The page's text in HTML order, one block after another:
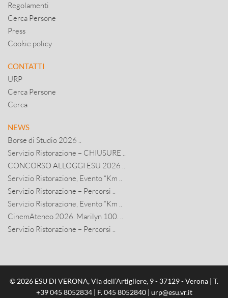
Regolamenti
Cerca Persone
Press
Cookie policy
CONTATTI
URP
Cerca Persone
Cerca
NEWS
Borse di Studio 2026 ..
Servizio Ristorazione – CHIUSURE ..
CONCORSO ALLOGGI ESU 2026 ..
Servizio Ristorazione, Evento “Km ..
Servizio Ristorazione – Percorsi ..
Servizio Ristorazione, Evento “Km ..
CinemAteneo 2026. Marilyn 100. ..
Servizio Ristorazione – Percorsi ..
© 2026 ESU DI VERONA, Via dell’Artigliere, 9 - 37129 - Verona | T.
+39 045 8052834| F. 045 8052840 | urp@esu.vr.it